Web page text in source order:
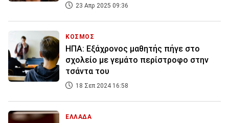
23 Απρ 2025 09:36
ΚΟΣΜΟΣ
ΗΠΑ: Εξάχρονος μαθητής πήγε στο
σχολείο με γεμάτο περίστροφο στην
τσάντα του
18 Σεπ 2024 16:58
ΕΛΛΑΔΑ